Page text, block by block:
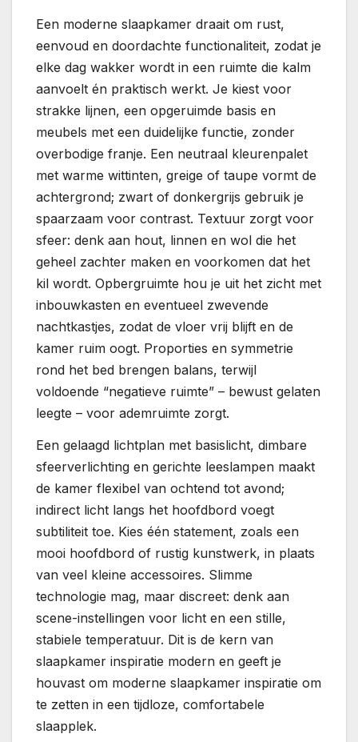
Een moderne slaapkamer draait om rust,
eenvoud en doordachte functionaliteit, zodat je
elke dag wakker wordt in een ruimte die kalm
aanvoelt én praktisch werkt. Je kiest voor
strakke lijnen, een opgeruimde basis en
meubels met een duidelijke functie, zonder
overbodige franje. Een neutraal kleurenpalet
met warme wittinten, greige of taupe vormt de
achtergrond; zwart of donkergrijs gebruik je
spaarzaam voor contrast. Textuur zorgt voor
sfeer: denk aan hout, linnen en wol die het
geheel zachter maken en voorkomen dat het
kil wordt. Opbergruimte hou je uit het zicht met
inbouwkasten en eventueel zwevende
nachtkastjes, zodat de vloer vrij blijft en de
kamer ruim oogt. Proporties en symmetrie
rond het bed brengen balans, terwijl
voldoende “negatieve ruimte” – bewust gelaten
leegte – voor ademruimte zorgt.
Een gelaagd lichtplan met basislicht, dimbare
sfeerverlichting en gerichte leeslampen maakt
de kamer flexibel van ochtend tot avond;
indirect licht langs het hoofdbord voegt
subtiliteit toe. Kies één statement, zoals een
mooi hoofdbord of rustig kunstwerk, in plaats
van veel kleine accessoires. Slimme
technologie mag, maar discreet: denk aan
scene-instellingen voor licht en een stille,
stabiele temperatuur. Dit is de kern van
slaapkamer inspiratie modern en geeft je
houvast om moderne slaapkamer inspiratie om
te zetten in een tijdloze, comfortabele
slaapplek.